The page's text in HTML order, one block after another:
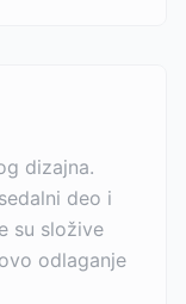
dizajna.
deo i
su složive
odlaganje